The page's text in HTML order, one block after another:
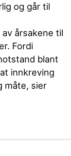
og går til
årsakene til
Fordi
blant
innkreving
måte, sier